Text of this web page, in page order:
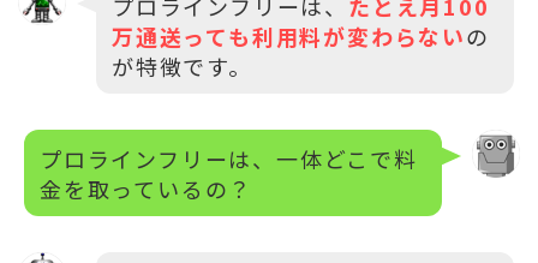
万通送っても利用料が変わらないの
が特徴です。
プロラインフリーは、一体どこで料
金を取っているの？